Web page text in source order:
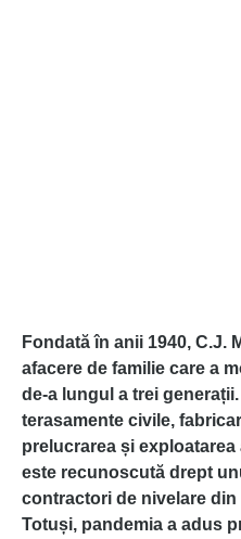
Fondată în anii 1940, C.J.
afacere de familie care a
de-a lungul a trei
terasamente civile,
prelucrarea și
este recunoscută drept
contractori de nivelare din
Totuși, pandemia a adus